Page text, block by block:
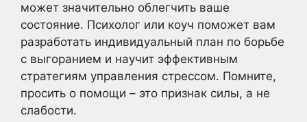
может значительно облегчить ваше
состояние. Психолог или коуч поможет вам
разработать индивидуальный план по борьбе
с выгоранием и научит эффективным
стратегиям управления стрессом. Помните,
просить о помощи – это признак силы, а не
слабости.